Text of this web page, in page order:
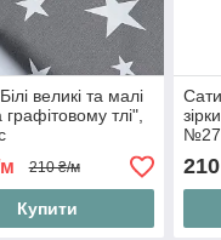
великі та малі
графітовому тлі",
210 ₴/м
Купити
210